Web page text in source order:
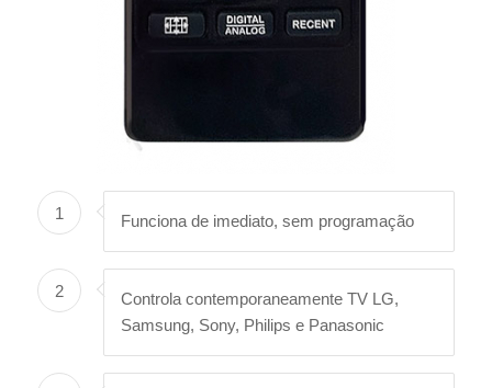
1 Funciona de imediato, sem programação
2
Controla contemporaneamente TV LG,
Samsung, Sony, Philips e Panasonic